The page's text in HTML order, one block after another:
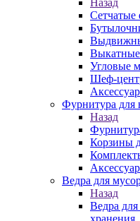
Назад
Сетчатые
Угловые
Шеф-
Фурнитура для
Назад
Корзины
Ведра для
Назад
Ведра
хранения